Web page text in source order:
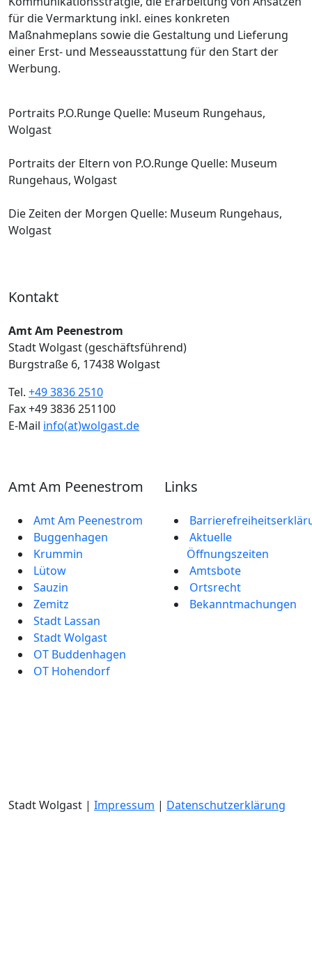
für die Vermarktung inkl. eines konkreten
Maßnahmeplans sowie die Gestaltung und Lieferung
einer Erst- und Messeausstattung für den Start der
Werbung.
Portraits P.O.Runge Quelle: Museum Rungehaus,
Wolgast
Portraits der Eltern von P.O.Runge Quelle: Museum
Rungehaus, Wolgast
Die Zeiten der Morgen Quelle: Museum Rungehaus,
Wolgast
Kontakt
Amt Am Peenestrom
Stadt Wolgast (geschäftsführend)
Burgstraße 6, 17438 Wolgast
Tel. +49 3836 2510
Fax +49 3836 251100
E-Mail info(at)wolgast.de
Amt Am Peenestrom
Amt Am Peenestrom
Buggenhagen
Krummin
Lütow
Sauzin
Zemitz
Stadt Lassan
Stadt Wolgast
OT Buddenhagen
OT Hohendorf
Links
Aktuelle
Öffnungszeiten
Amtsbote
Ortsrecht
Bekannt­machungen
Stadt Wolgast | Impressum | Datenschutzerklärung